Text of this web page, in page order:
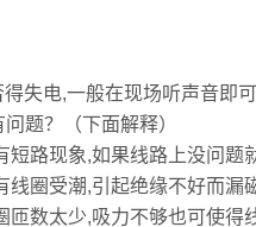
电,一般在现场听声音即可
题？（下面解释）
路现象,如果线路上没问题
圈受潮,引起绝缘不好而漏
数太少,吸力不够也可使得